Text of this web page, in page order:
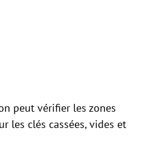
peut vérifier les zones
les clés cassées, vides et